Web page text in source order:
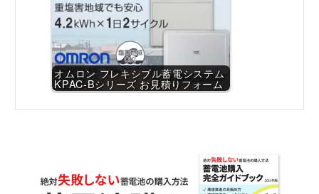
オムロン フレキシブル蓄電システム
KPAC-Bシリーズ お見積りフォーム